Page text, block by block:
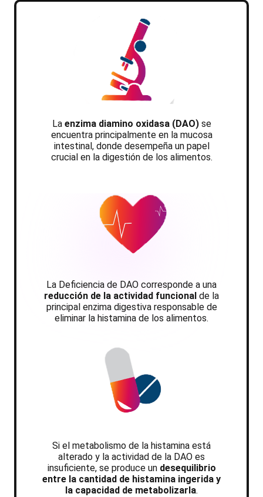
La enzima diamino oxidasa (DAO)se
encuentra principalmente en la mucosa
intestinal, donde desempeña un papel
crucial en la digestión de los alimentos.
La Deficiencia de DAO corresponde a una
reducción de la actividad funcional de la
principal enzima digestiva responsable de
eliminar la histamina de los alimentos.
Si el metabolismo de la histamina está
alterado y la actividad de la DAO es
insuficiente, se produce un desequilibrio
entre la cantidad de histamina ingerida y
la capacidad de metabolizarla.